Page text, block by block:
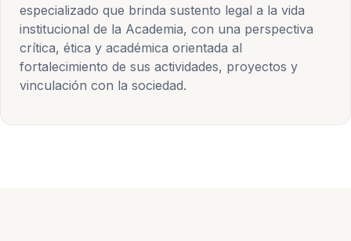
especializado que brinda sustento legal a la vida
institucional de la Academia, con una perspectiva
crítica, ética y académica orientada al
fortalecimiento de sus actividades, proyectos y
vinculación con la sociedad.